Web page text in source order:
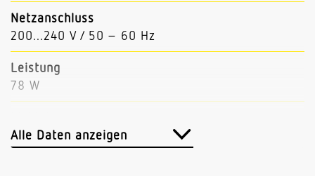
Netzanschluss
200...240 V / 50 – 60 Hz
Leistung
78 W
9800 lm (Down 8430, Up 1370)
Alle Daten anzeigen